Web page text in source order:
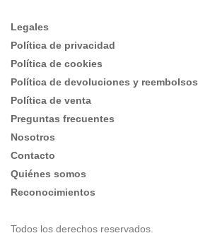
Legales
Política de privacidad
Política de cookies
Política de devoluciones y reembolsos
Política de venta
Preguntas frecuentes
Nosotros
Contacto
Quiénes somos
Reconocimientos
Todos los derechos reservados.